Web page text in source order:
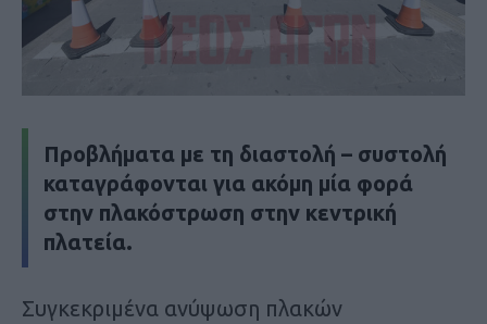
Προβλήματα με τη διαστολή – συστολή
καταγράφονται για ακόμη μία φορά
στην πλακόστρωση στην κεντρική
πλατεία.
Συγκεκριμένα ανύψωση πλακών